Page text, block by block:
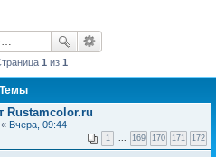
1 из 1
Темы
Rustamcolor.ru
« Вчера, 09:44
1 169 170 171 172